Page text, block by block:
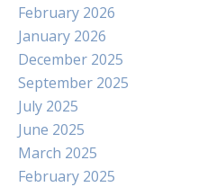
February 2026
January 2026
December 2025
September 2025
July 2025
June 2025
March 2025
February 2025